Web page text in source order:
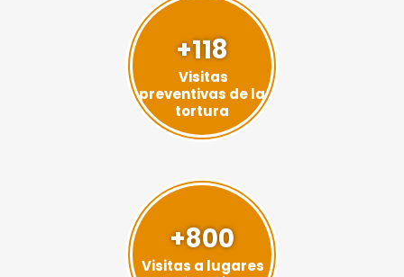
+118
Visitas
preventivas de la
tortura
+800
Visitas a lugares